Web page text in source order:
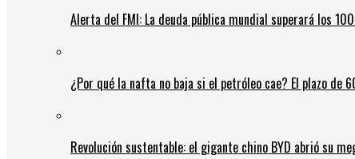
Alerta del FMI: La deuda pública mundial superará los
¿Por qué la nafta no baja si el petróleo cae? El plazo de
Revolución sustentable: el gigante chino BYD abrió su